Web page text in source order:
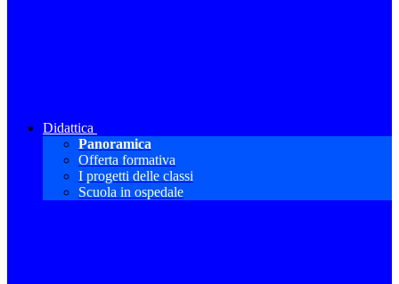
Didattica
Panoramica
Offerta formativa
I progetti delle classi
Scuola in ospedale